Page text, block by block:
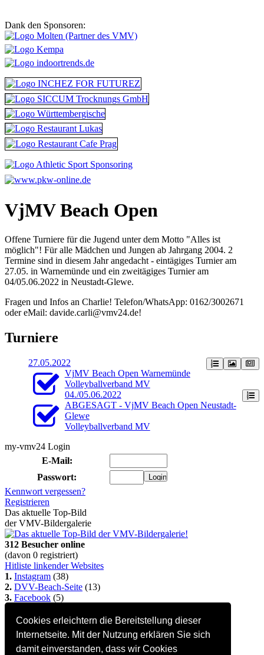
Cookies erleichtern die Bereitstellung dieser
Internetseite. Mit der Nutzung erklären Sie sich
damit einverstanden, dass wir Cookies
Dank den Sponsoren:
VjMV Beach Open
Offene Turniere für die Jugend unter dem Motto "Alles ist
möglich"! Für alle Mädchen und Jungen ab Jahrgang 2004. 2
Termine sind in diesem Jahr angedacht - eintägiges Turnier am
27.05. in Warnemünde und ein zweitägiges Turnier am
04/05.06.2022 in Neustadt-Glewe.
Fragen und Infos an Charlie! Telefon/WhatsApp: 0162/3002671
odereMail: davide.carli@vmv24.de!
Turniere
27.05.2022
VjMV Beach Open Warnemünde
Volleyballverband MV
04./05.06.2022
ABGESAGT - VjMV Beach Open Neustadt-
Glewe
Volleyballverband MV
my-vmv24 Login
E-Mail:
Passwort:
Kennwort vergessen?
Registrieren
Das aktuelle Top-Bild
der VMV-Bildergalerie
312 Besucher online
(davon 0 registriert)
Hitliste linkender Websites
1. Instagram (38)
2. DVV-Beach-Seite (13)
3. Facebook (5)
4.
SVF Neustadt-Glewe(1)
So kommt auch Deine
Homepage hierher:Info...
Alle Seiten Copyright © 2002-2022 Steffen Bock